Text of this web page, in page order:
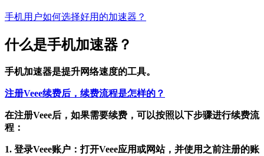
手机用户如何选择好用的加速器？
什么是手机加速器？
手机加速器是提升网络速度的工具。
注册Veee续费后，续费流程是怎样的？
在注册Veee后，如果需要续费，可以按照以下步骤进行续费流
程：
1. 登录Veee账户：打开Veee应用或网站，并使用之前注册的账